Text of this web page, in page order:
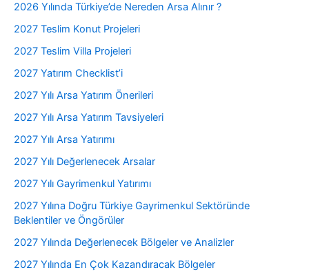
2026 Yılında Türkiye’de Nereden Arsa Alınır ?
2027 Teslim Konut Projeleri
2027 Teslim Villa Projeleri
2027 Yatırım Checklist’i
2027 Yılı Arsa Yatırım Önerileri
2027 Yılı Arsa Yatırım Tavsiyeleri
2027 Yılı Arsa Yatırımı
2027 Yılı Değerlenecek Arsalar
2027 Yılı Gayrimenkul Yatırımı
2027 Yılına Doğru Türkiye Gayrimenkul Sektöründe
Beklentiler ve Öngörüler
2027 Yılında Değerlenecek Bölgeler ve Analizler
2027 Yılında En Çok Kazandıracak Bölgeler